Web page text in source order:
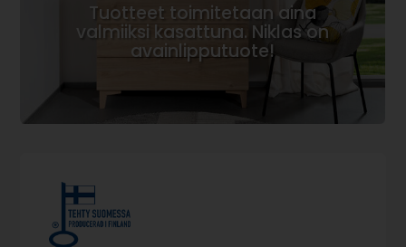
Tuotteet toimitetaan aina
valmiiksi kasattuna. Niklas on
avainlipputuote!